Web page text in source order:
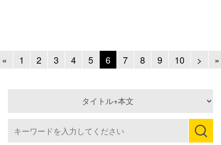
«Previous
1 2 3 4 5 6 7 8 9 10 > Next
»